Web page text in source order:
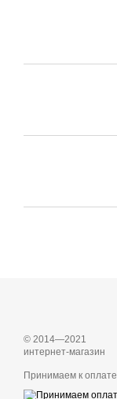
© 2014—2021
интернет-магазин
Принимаем к оплате